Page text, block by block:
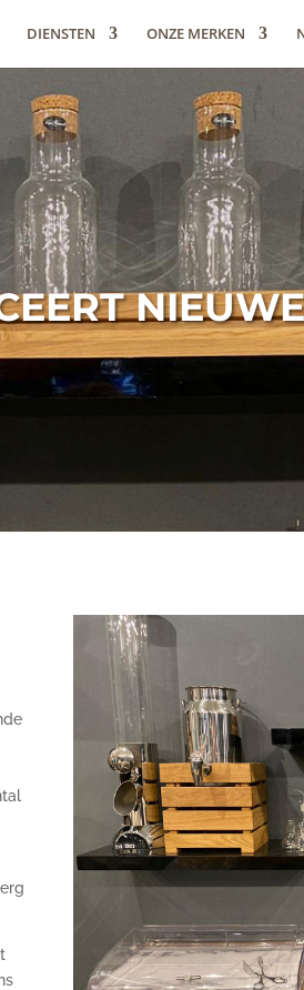
DIENSTEN ONZE MERKEN